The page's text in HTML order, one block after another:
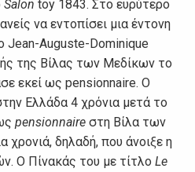
Salon toy 1843. Στο ευρύτερο
να εντοπίσει μια έντονη
Jean-Auguste-Dominique
της Βίλας των Μεδίκων το
εκεί ως pensionnaire. O
Ελλάδα 4 χρόνια μετά το
pensionnaire στη Βίλα των
χρονιά, δηλαδή, που άνοιξε η
Ο Πίνακάς του με τίτλο Le